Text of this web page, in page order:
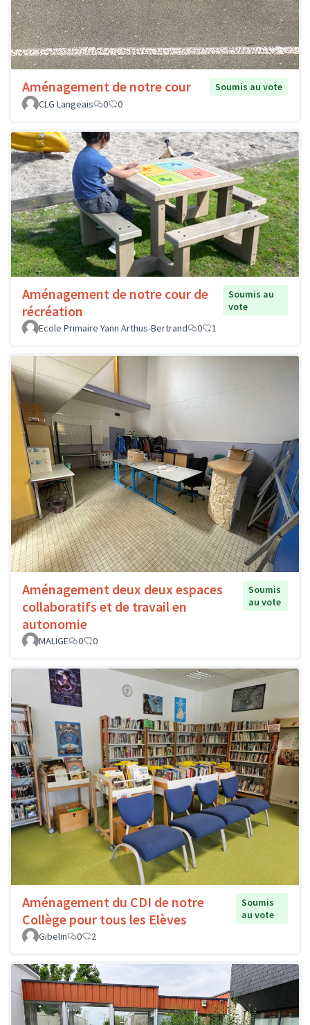
Aménagement de notre cour
Soumis au vote
CLG Langeais
0 0
Aménagement de notre cour de
récréation
Soumis au
vote
Ecole Primaire Yann Arthus-Bertrand
0 1
Aménagement deux deux espaces
collaboratifs et de travail en
autonomie
Soumis
au vote
MALIGE 0 0
Aménagement du CDI de notre
Collège pour tous les Elèves
Soumis
au vote
Gibelin
0 2